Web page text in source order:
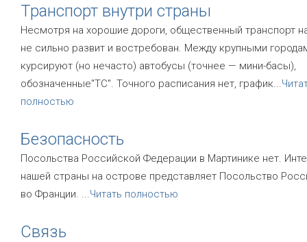
Транспорт внутри страны
Несмотря на хорошие дороги, общественный транспорт
не сильно развит и востребован. Между крупными
курсируют (но нечасто) автобусы (точнее — мини-басы),
обозначенные"TC". Точного расписания нет, график...
полностью
Безопасность
Посольства Российской Федерации в Мартинике нет.
нашей страны на острове представляет Посольство
во Франции. ...Читать полностью
Связь